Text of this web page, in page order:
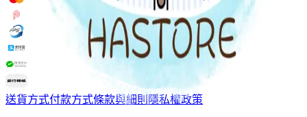
送貨方式付款方式條款與細則隱私權政策